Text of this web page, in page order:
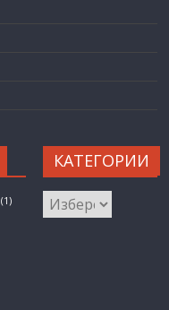
(1)
КАТЕГОРИИ
КАТЕГОРИИ